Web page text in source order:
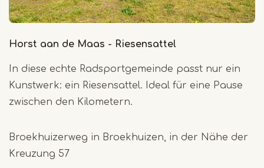
Horst aan de Maas - Riesensattel
In diese echte Radsportgemeinde passt nur ein
Kunstwerk: ein Riesensattel. Ideal für eine Pause
zwischen den Kilometern.
Broekhuizerweg in Broekhuizen, in der Nähe der
Kreuzung 57